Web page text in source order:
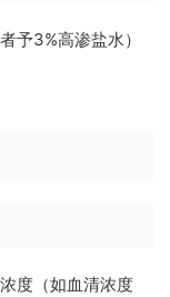
予3%高渗盐水）
度（如血清浓度